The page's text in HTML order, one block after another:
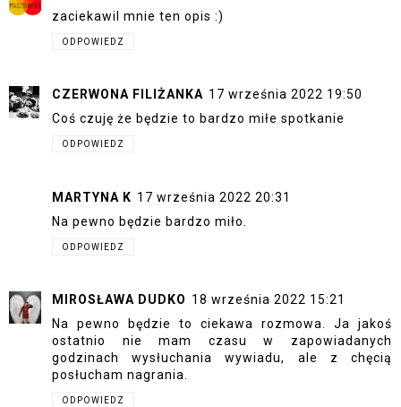
zaciekawil mnie ten opis :)
ODPOWIEDZ
CZERWONA FILIŻANKA 17 września 2022 19:50
Coś czuję że będzie to bardzo miłe spotkanie
ODPOWIEDZ
MARTYNA K 17 września 2022 20:31
Na pewno będzie bardzo miło.
ODPOWIEDZ
MIROSŁAWA DUDKO 18 września 2022 15:21
Na pewno będzie to ciekawa rozmowa. Ja jakoś
ostatnio nie mam czasu w zapowiadanych
godzinach wysłuchania wywiadu, ale z chęcią
posłucham nagrania.
ODPOWIEDZ